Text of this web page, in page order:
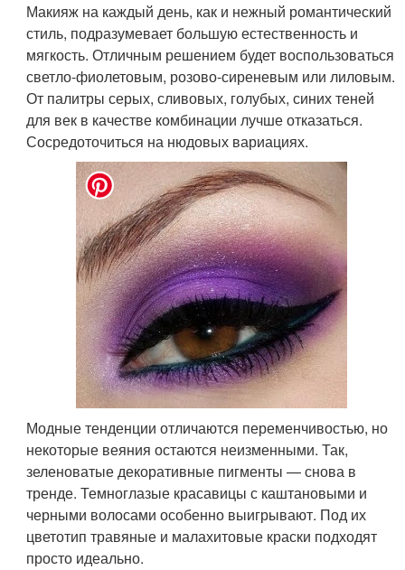
Макияж на каждый день, как и нежный романтический
стиль, подразумевает большую естественность и
мягкость. Отличным решением будет воспользоваться
светло-фиолетовым, розово-сиреневым или лиловым.
От палитры серых, сливовых, голубых, синих теней
для век в качестве комбинации лучше отказаться.
Сосредоточиться на нюдовых вариациях.
Модные тенденции отличаются переменчивостью, но
некоторые веяния остаются неизменными. Так,
зеленоватые декоративные пигменты — снова в
тренде. Темноглазые красавицы с каштановыми и
черными волосами особенно выигрывают. Под их
цветотип травяные и малахитовые краски подходят
просто идеально.